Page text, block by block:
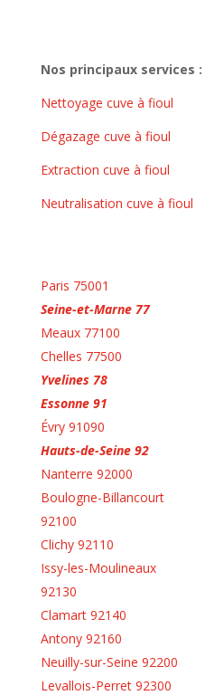
Nos principaux services :
Nettoyage cuve à fioul
Dégazage cuve à fioul
Extraction cuve à fioul
Neutralisation cuve à fioul
Paris 75001
Seine-et-Marne 77
Meaux 77100
Chelles 77500
Yvelines 78
Essonne 91
Évry 91090
Hauts-de-Seine 92
Nanterre 92000
Boulogne-Billancourt
92100
Clichy 92110
Issy-les-Moulineaux
92130
Clamart 92140
Antony 92160
Neuilly-sur-Seine 92200
Levallois-Perret 92300